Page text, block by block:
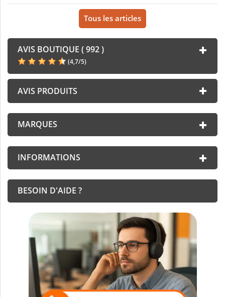
Tous les articles
AVIS BOUTIQUE ( 992 )
(4,7/5)
AVIS PRODUITS
MARQUES
INFORMATIONS
BESOIN D'AIDE ?